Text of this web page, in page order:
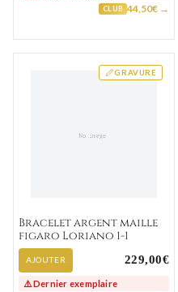
CLUB 44,50€ →
GRAVURE
Bracelet argent maille
figaro Loriano 1-1
AJOUTER 229,00€
⚠️ Dernier exemplaire